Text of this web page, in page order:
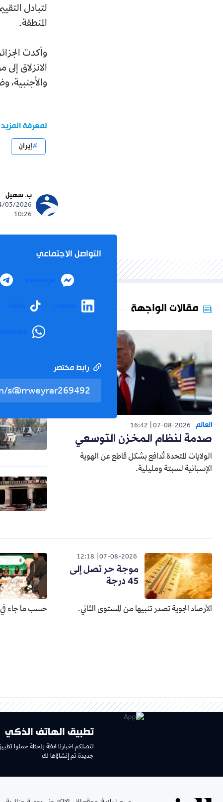
لتبادل
المنطقة.
وأكدت
الانزلاق
والأجنبية،
لمعرفة
إيران
ب. سهيل
10:26
التواصل الاجتماعي
Messenger
LinkedIn
TikTok
رابط مختصر
مقالات الواجهة
العالم 07-08-2026
16:42
صدمة لنظام المخزن التوسعي
الولايات المتحدة تُدافع بشكل قاطع عن الهوية
الإسبانية لسبتة ومليلية.
07-08-2026
12:18
موجة حر تصل إلى
45 درجة
الأرصاد الجوية تصدر تنبيها من المستوى الثاني. حسب ما جاء في
تطبيق الهاتف الذكي
لتصلكم اخبارنا لحظة بلحظة حملوا
جديدة تم إنشاؤها لك